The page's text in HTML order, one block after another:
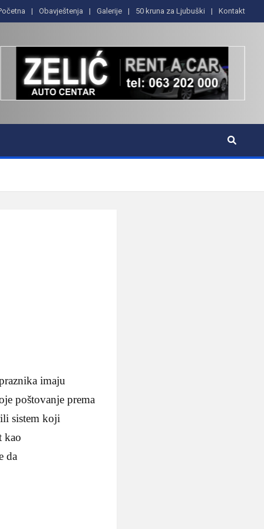
Obavještenja Galerije 50 kruna za Ljubuški Kontakt
imaju
poštovanje prema
sistem koji
kao
da